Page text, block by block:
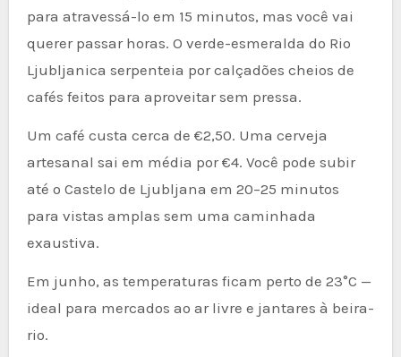
para atravessá-lo em 15 minutos, mas você vai
querer passar horas. O verde-esmeralda do Rio
Ljubljanica serpenteia por calçadões cheios de
cafés feitos para aproveitar sem pressa.
Um café custa cerca de €2,50. Uma cerveja
artesanal sai em média por €4. Você pode subir
até o Castelo de Ljubljana em 20–25 minutos
para vistas amplas sem uma caminhada
exaustiva.
Em junho, as temperaturas ficam perto de 23°C —
ideal para mercados ao ar livre e jantares à beira-
rio.